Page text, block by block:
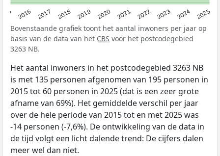
2016 2017 2018 2019 2020 2021 2022 2023 2024 2025
Bovenstaande grafiek toont het aantal inwoners per jaar op
basis van de data van het CBS voor het postcodegebied
3263 NB.
Het aantal inwoners in het postcodegebied 3263 NB
is met 135 personen afgenomen van 195 personen in
2015 tot 60 personen in 2025 (dat is een zeer grote
afname van 69%). Het gemiddelde verschil per jaar
over de hele periode van 2015 tot en met 2025 was
-14 personen (-7,6%). De ontwikkeling van de data in
de tijd volgt een licht dalende trend: De cijfers dalen
meer wel dan niet.